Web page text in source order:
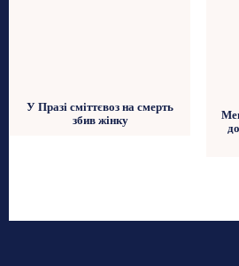
У Празі сміттєвоз на смерть
збив жінку